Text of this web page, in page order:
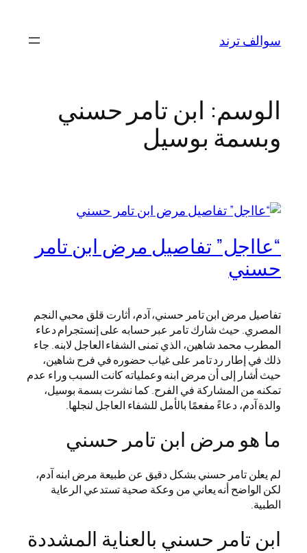
المحتوى
سوالف ترند
الوسم: ابن تامر حسني
وبسمة بوسيل
“عااجل” تفاصيل مرض ابن تامر
حسني
تفاصيل مرض ابن تامر حسني، آدم، أثارت قلق محبي النجم
المصري. حيث شارك تامر عبر حسابه على إنستجرام دعاء
المطرب محمد شاهين، الذي تمنى الشفاء العاجل لابنه. جاء
ذلك في إطار رد تامر على غياب حضوره في فرح شاهين،
حيث أشار إلى أن مرض ابنه وعملياته كانت السبب وراء عدم
تمكنه من المشاركة في الفرح. كما نشرت بسمة بوسيل،
والدة آدم، دعاءً مفعمًا بالأمل للشفاء العاجل لنجلها.
ما هو مرض ابن تامر حسني
لم يعلن تامر حسني بشكل دقيق عن طبيعة مرض ابنه آدم،
لكن الواضح أنه يعاني من وعكة صحية تستدعي الرعاية
الطبية.
ابن تامر حسني بالعناية المشددة